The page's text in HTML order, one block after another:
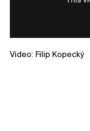
Video: Filip Kopecký